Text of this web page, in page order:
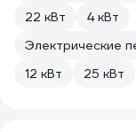
22 кВт
4 кВт
Электрические
12 кВт
25 кВт